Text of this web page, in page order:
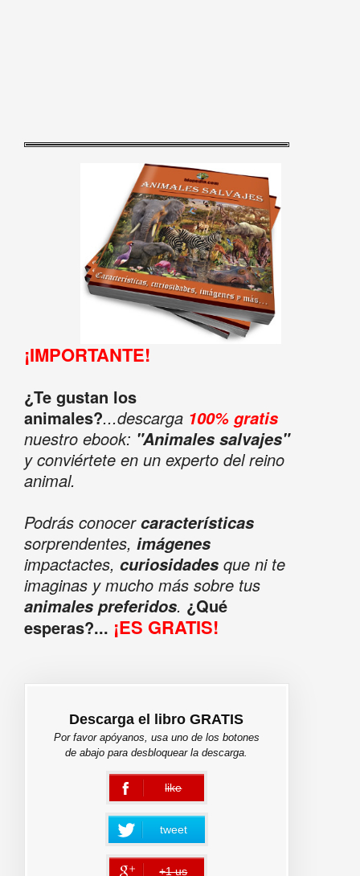
¡IMPORTANTE!
¿Te gustan los
animales?...descarga 100% gratis
nuestro ebook: "Animales salvajes"
y conviértete en un experto del reino
animal.
Podrás conocercaracterísticas
sorprendentes, imágenes
impactactes, curiosidadesque ni te
imaginas y mucho más sobre tus
animales preferidos. ¿Qué
esperas?... ¡ES GRATIS!
Descarga el libro GRATIS
Por favor apóyanos, usa uno de los botones
de abajo para desbloquear la descarga.
like
error
tweet
+1 us
error